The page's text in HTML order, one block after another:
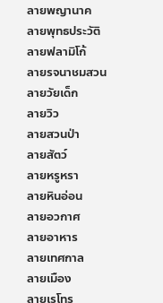
ลายพญานาค
ลายพุทธประวัติ
ลายฟลามิโก้
ลายรจนาชมสวน
ลายวัยเด็ก
ลายวิว
ลายสวนป่า
ลายสัตว์
ลายหรูหรา
ลายหินอ่อน
ลายอวกาศ
ลายอาหาร
ลายเทศกาล
ลายเมือง
ลายเรโทร